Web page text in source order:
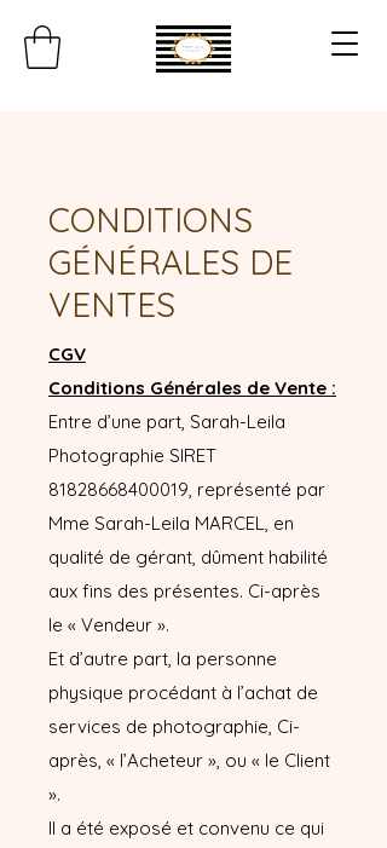
CONDITIONS
GÉNÉRALES DE
VENTES
CGV
Conditions Générales de Vente :
Entre d’une part, Sarah-Leila
Photographie SIRET
81828668400019 , représenté par
Mme Sarah-Leila MARCEL, en
qualité de gérant, dûment habilité
aux fins des présentes. Ci-après
le « Vendeur ».
Et d’autre part, la personne
physique procédant à l’achat de
services de photographie, Ci-
après, « l’Acheteur », ou « le Client
».
Il a été exposé et convenu ce qui